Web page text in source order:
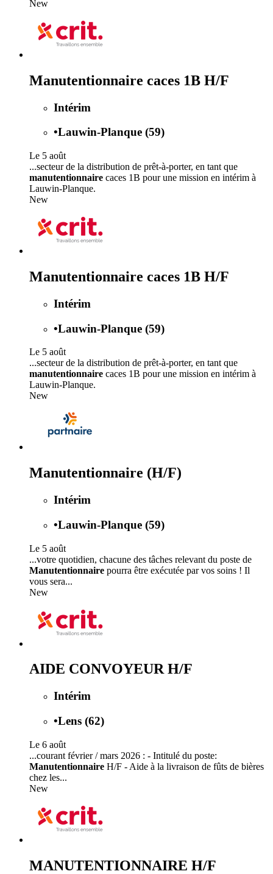
New
Manutentionnaire caces 1B H/F
Intérim
•Lauwin-Planque (59)
Le 5 août
...secteur de la distribution de prêt-à-porter, en tant que
manutentionnaire caces 1B pour une mission en intérim à
Lauwin-Planque.
New
Manutentionnaire caces 1B H/F
Intérim
•Lauwin-Planque (59)
Le 5 août
...secteur de la distribution de prêt-à-porter, en tant que
manutentionnaire caces 1B pour une mission en intérim à
Lauwin-Planque.
New
Manutentionnaire (H/F)
Intérim
•Lauwin-Planque (59)
Le 5 août
...votre quotidien, chacune des tâches relevant du poste de
Manutentionnaire pourra être exécutée par vos soins ! Il
vous sera...
New
AIDE CONVOYEUR H/F
Intérim
•Lens (62)
Le 6 août
...courant février / mars 2026 : - Intitulé du poste:
Manutentionnaire H/F - Aide à la livraison de fûts de bières
chez les...
New
MANUTENTIONNAIRE H/F